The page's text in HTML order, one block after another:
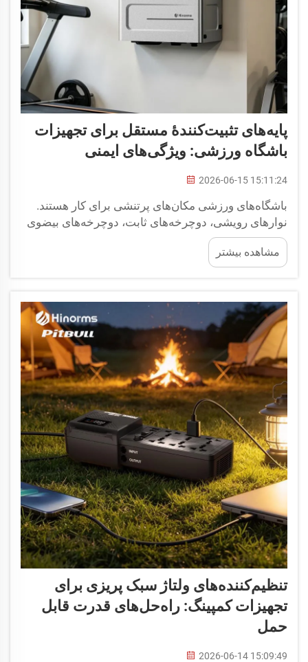
پایه‌های تثبیت‌کنندهٔ مستقل برای تجهیزات
باشگاه ورزشی: ویژگی‌های ایمنی
2026-06-15 15:11:24
باشگاه‌های ورزشی مکان‌های پرتنشی برای کار هستند.
نوارهای رویشی، دوچرخه‌های ثابت، دوچرخه‌های بیضوی
و سایر دستگاه‌های قدرتی به‌طور مداوم و در تمام
ساعات شبانه‌روز تحت حداکثر فشار قرار می‌گیرند.
نوسانات ولتاژ — که ناشی از شبکهٔ برق یا راه‌اندازی و
شود.
مشاهده بیشتر
تنظیم‌کننده‌های ولتاژ سبک پریزی برای
تجهیزات کمپینگ: راه‌حل‌های قدرت قابل
حمل
2026-06-14 15:09:49